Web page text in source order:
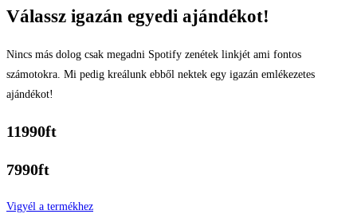
Válassz igazán egyedi ajándékot!
Nincs más dolog csak megadni Spotify zenétek linkjét ami fontos
számotokra. Mi pedig kreálunk ebből nektek egy igazán emlékezetes
ajándékot!
11990ft
7990ft
Vigyél a termékhez